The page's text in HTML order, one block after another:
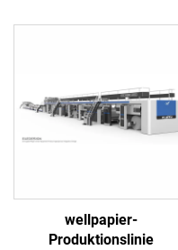
und Klebemaschine mit
wellpapier-
Produktionslinie